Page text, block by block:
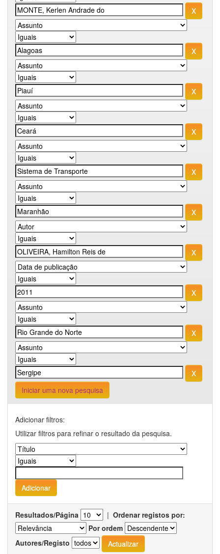
Iniciar uma nova pesquisa
Adicionar filtros:
Utilizar filtros para refinar o resultado da pesquisa.
Resultados/Página | Ordenar registos por:
Por ordem
Autores/Registo